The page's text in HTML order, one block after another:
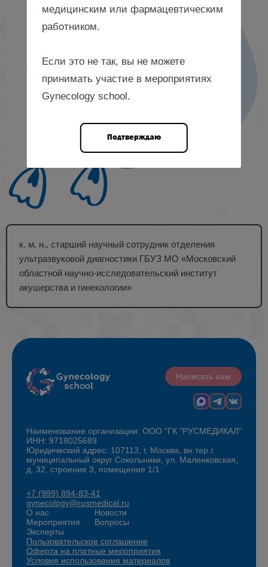
к. м. н., старший научный сотрудник отделения
ультразвуковой диагностики ГБУЗ МО «Московский
областной научно-исследовательский институт
акушерства и гинекологии»
Написать нам
Наименование организации: ООО "ГК "РУСМЕДИКАЛ"
ИНН: 9718025689
Юридический адрес: 107113, г. Москва, вн.тер.г.
муниципальный округ Сокольники, ул. Маленковская,
д. 32, строение 3, помещение 1/1
+7 (999) 894-83-41
gynecology@rusmedical.ru
О нас
Мероприятия
Эксперты
Новости
Вопросы
Пользовательское соглашение
Оферта на платные мероприятия
Условия использования материалов
медицинским или фармацевтическим
работником.
Если это не так, вы не можете
принимать участие в мероприятиях
Gynecology school.
Подтверждаю